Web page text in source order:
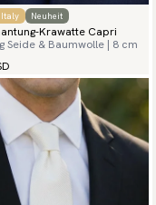
Neuheit
Krawatte Capri
Seide & Baumwolle | 8 cm